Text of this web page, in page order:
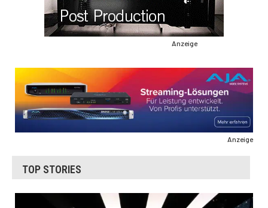
Anzeige
Anzeige
TOP STORIES